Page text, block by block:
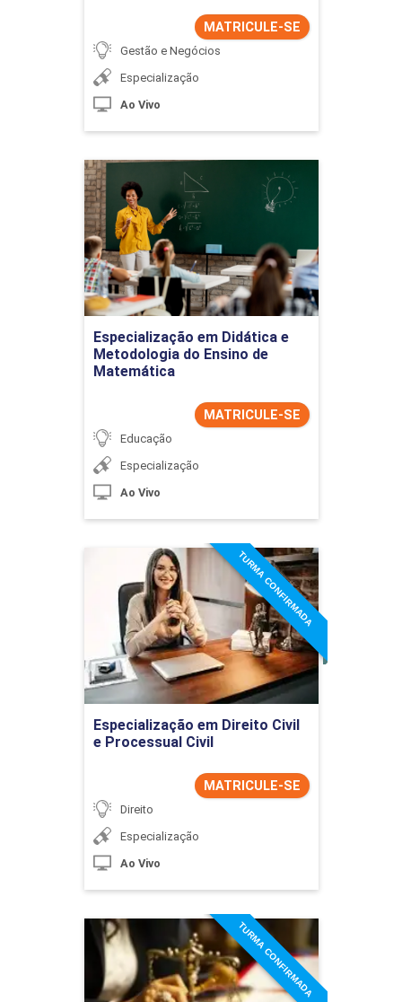
MATRICULE-SE
Gestão e Negócios
Especialização
Ao Vivo
Especialização em Didática e
Metodologia do Ensino de
Matemática
MATRICULE-SE
Educação
Especialização
Ao Vivo
Especialização em Didática
e Metodologia do Ensino de
Matemática
Detalhes do curso
Especialização em Direito Civil
e Processual Civil
TURMA CONFIRMADA
MATRICULE-SE
Direito
Especialização
Ao Vivo
Especialização em Direito
Civil e Processual Civil
Detalhes do curso
Ir para Inscrição
TURMA CONFIRMADA
Especialização em Direito
do Trabalho e Direito
Processual do Trabalho